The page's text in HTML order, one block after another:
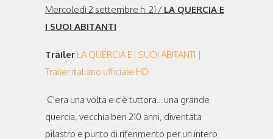
Mercoledì 2 settembre h. 21 / LA QUERCIA E
I SUOI ABITANTI
Trailer LA QUERCIA E I SUOI ABITANTI |
Trailer italiano ufficiale HD
C'era una volta e c'è tuttora... una grande
quercia, vecchia ben 210 anni, diventata
pilastro e punto di riferimento per un intero